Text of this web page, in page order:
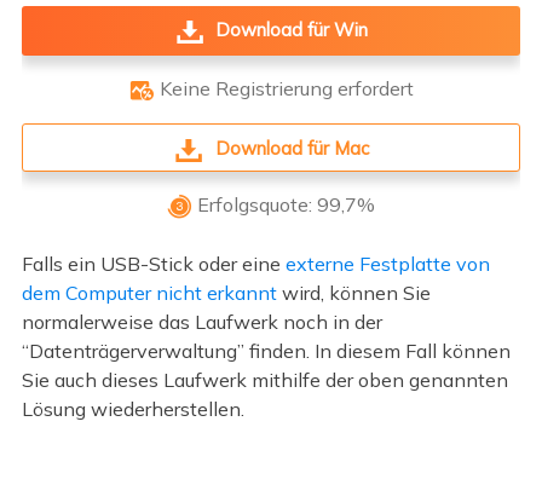
Download für Win
 Keine Registrierung erfordert
Download für Mac
 Erfolgsquote: 99,7%
Falls ein USB-Stick oder eine externe Festplatte von
dem Computer nicht erkanntwird, können Sie
normalerweise das Laufwerk noch in der
“Datenträgerverwaltung” finden. In diesem Fall können
Sie auch dieses Laufwerk mithilfe der oben genannten
Lösung wiederherstellen.